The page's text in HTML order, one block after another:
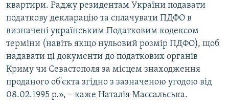
квартири. Раджу резидентам України подавати
податкову декларацію та сплачувати ПДФО в
визначені українським Податковим кодексом
терміни (навіть якщо нульовий розмір ПДФО), щоб
надавати ці документи до податкових органів
Криму чи Севастополя за місцем знаходження
проданого об'єкта згідно з зазначеною угодою від
08.02.1995 р.», – каже Наталія Массальська.